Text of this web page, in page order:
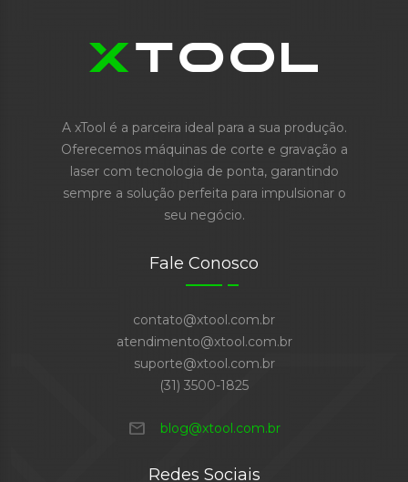
A xTool é a parceira ideal para a sua produção.
Oferecemos máquinas de corte e gravação a
laser com tecnologia de ponta, garantindo
sempre a solução perfeita para impulsionar o
seu negócio.
Fale Conosco
contato@xtool.com.br
atendimento@xtool.com.br
suporte@xtool.com.br
(31) 3500-1825
mail blog@xtool.com.br
Redes Sociais